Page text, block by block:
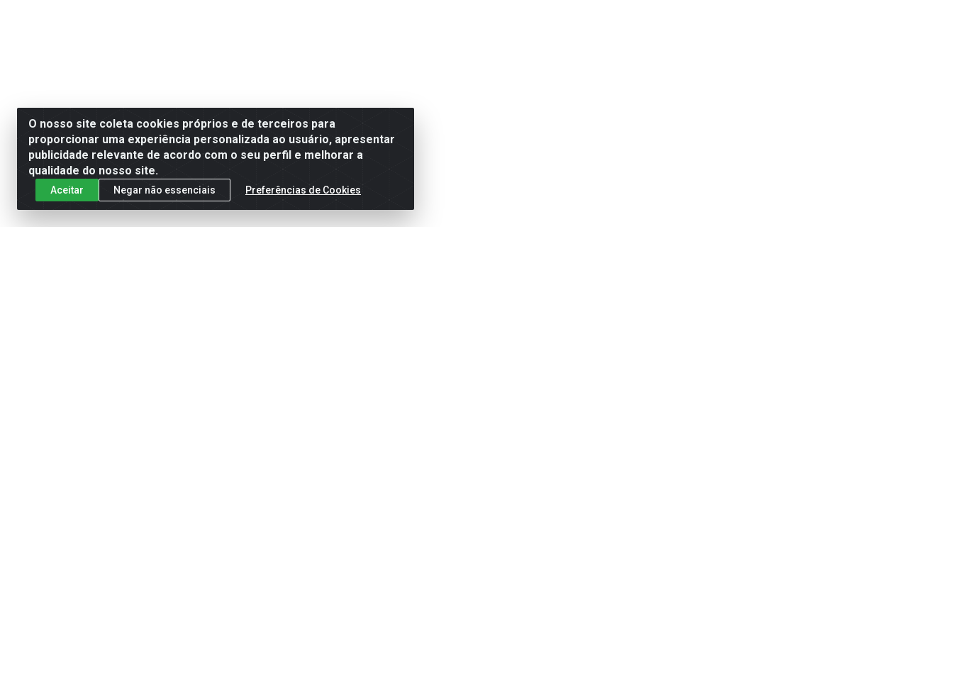
O nosso site coleta cookies próprios e de terceiros para
proporcionar uma experiência personalizada ao usuário, apresentar
publicidade relevante de acordo com o seu perfil e melhorar a
qualidade do nosso site.
Aceitar Negar não essenciais Preferências de Cookies